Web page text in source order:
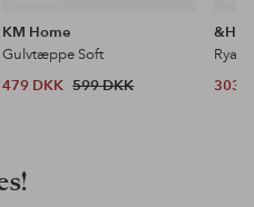
KM Home
Gulvtæppe Soft
479 DKK 599 DKK
303